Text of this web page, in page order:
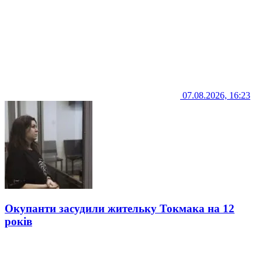
07.08.2026, 16:23
Окупанти засудили жительку Токмака на 12
років